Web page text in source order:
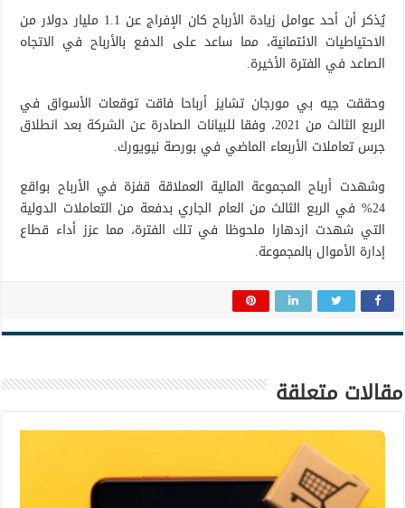
يُذكر أن أحد عوامل زيادة الأرباح كان الإفراج عن 1.1 مليار دولار من
الاحتياطيات الائتمانية، مما ساعد على الدفع بالأرباح في الاتجاه
الصاعد في الفترة الأخيرة.
وحققت جيه بي مورجان تشايز أرباحا فاقت توقعات الأسواق في
الربع الثالث من 2021، وفقا للبيانات الصادرة عن الشركة بعد انطلاق
جرس تعاملات الأربعاء الماضي في بورصة نيويورك.
وشهدت أرباح المجموعة المالية العملاقة قفزة في الأرباح بواقع
24% في الربع الثالث من العام الجاري بدفعة من التعاملات الدولية
التي شهدت ازدهارا ملحوظا في تلك الفترة، مما عزز أداء قطاع
إدارة الأموال بالمجموعة.
مقالات متعلقة